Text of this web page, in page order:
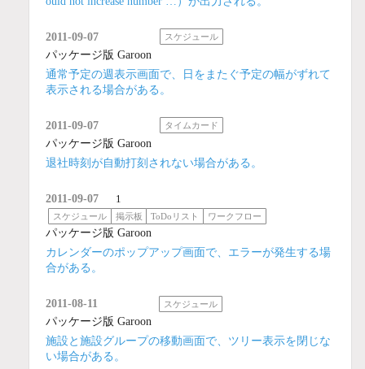
2011-09-07 スケジュール
パッケージ版 Garoon
通常予定の週表示画面で、日をまたぐ予定の幅がずれて
表示される場合がある。
2011-09-07 タイムカード
パッケージ版 Garoon
退社時刻が自動打刻されない場合がある。
2011-09-07 1
スケジュール 掲示板 ToDoリスト ワークフロー
パッケージ版 Garoon
カレンダーのポップアップ画面で、エラーが発生する場
合がある。
2011-08-11 スケジュール
パッケージ版 Garoon
施設と施設グループの移動画面で、ツリー表示を閉じな
い場合がある。